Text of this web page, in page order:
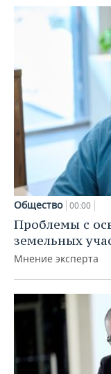
Общество 00:00
Проблемы с
земельных
Мнение эксперта